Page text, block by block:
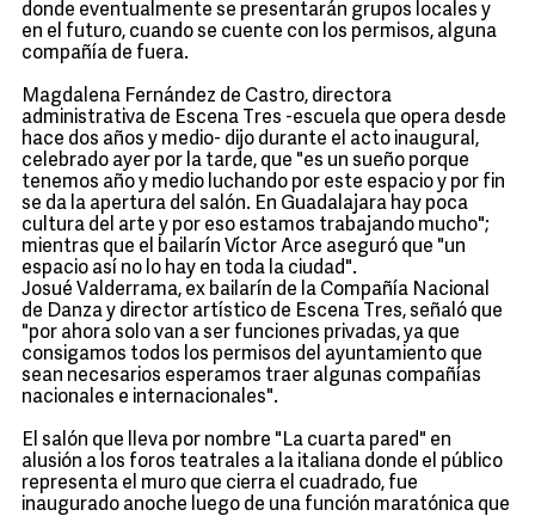
donde eventualmente se presentarán grupos locales y
en el futuro, cuando se cuente con los permisos, alguna
compañía de fuera.
Magdalena Fernández de Castro, directora
administrativa de Escena Tres -escuela que opera desde
hace dos años y medio- dijo durante el acto inaugural,
celebrado ayer por la tarde, que "es un sueño porque
tenemos año y medio luchando por este espacio y por fin
se da la apertura del salón. En Guadalajara hay poca
cultura del arte y por eso estamos trabajando mucho";
mientras que el bailarín Víctor Arce aseguró que "un
espacio así no lo hay en toda la ciudad".
Josué Valderrama, ex bailarín de la Compañía Nacional
de Danza y director artístico de Escena Tres, señaló que
"por ahora solo van a ser funciones privadas, ya que
consigamos todos los permisos del ayuntamiento que
sean necesarios esperamos traer algunas compañías
nacionales e internacionales".
El salón que lleva por nombre "La cuarta pared" en
alusión a los foros teatrales a la italiana donde el público
representa el muro que cierra el cuadrado, fue
inaugurado anoche luego de una función maratónica que